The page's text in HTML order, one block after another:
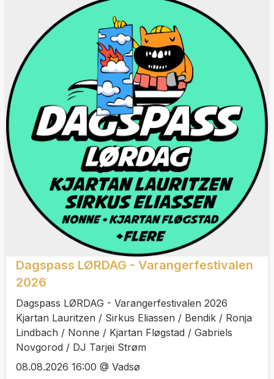
Dagspass LØRDAG - Varangerfestivalen
2026
Dagspass LØRDAG - Varangerfestivalen 2026
Kjartan Lauritzen / Sirkus Eliassen / Bendik / Ronja
Lindbach / Nonne / Kjartan Fløgstad / Gabriels
Novgorod / DJ Tarjei Strøm
08.08.2026 16:00 @ Vadsø